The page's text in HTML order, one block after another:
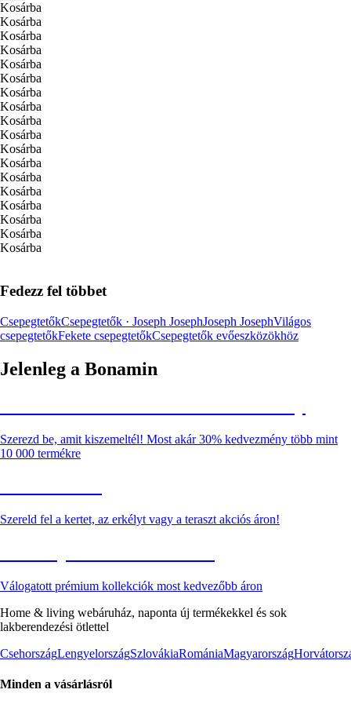
Kosárba
Kosárba
Kosárba
Kosárba
Kosárba
Kosárba
Kosárba
Kosárba
Kosárba
Kosárba
Kosárba
Kosárba
Kosárba
Kosárba
Kosárba
Kosárba
Kosárba
Kosárba
Fedezz fel többet
CsepegtetőkCsepegtetők · Joseph JosephJoseph JosephVilágos
csepegtetőkFekete csepegtetőkCsepegtetők evőeszközökhöz
Jelenleg a Bonamin
Szerezd be, amit kiszemeltél! Most akár 30% kedvezmény több mint
10 000 termékre
Szereld fel a kertet, az erkélyt vagy a teraszt akciós áron!
Válogatott prémium kollekciók most kedvezőbb áron
Home & living webáruház, naponta új termékekkel és sok
lakberendezési ötlettel
CsehországLengyelországSzlovákiaRomániaMagyarország
Minden a vásárlásról